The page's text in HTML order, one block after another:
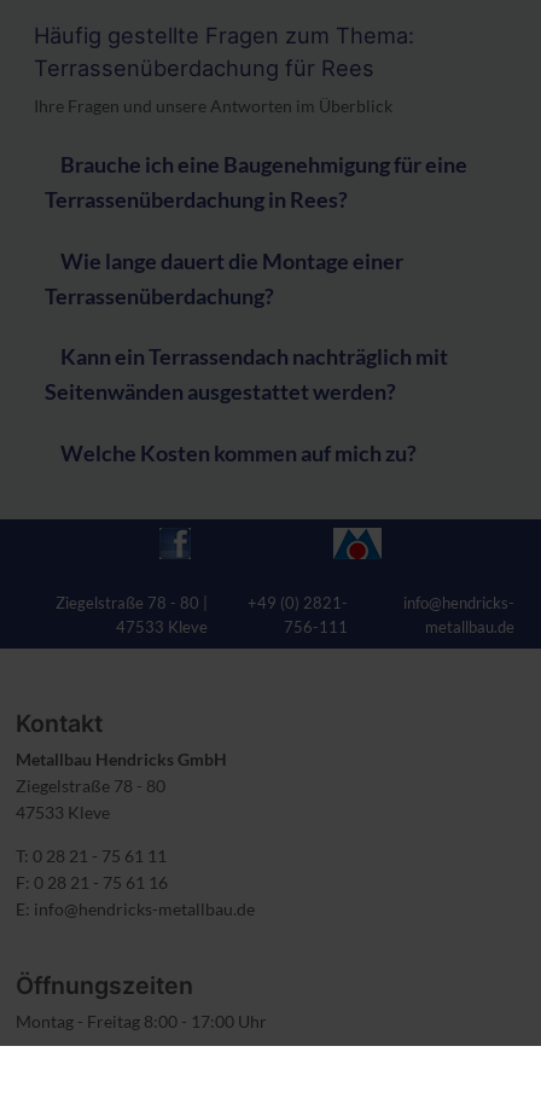
Häufig gestellte Fragen zum Thema:
Terrassenüberdachung für Rees
Ihre Fragen und unsere Antworten im Überblick
Brauche ich eine Baugenehmigung für eine
Terrassenüberdachung in Rees?
Wie lange dauert die Montage einer
Terrassenüberdachung?
Kann ein Terrassendach nachträglich mit
Seitenwänden ausgestattet werden?
Welche Kosten kommen auf mich zu?
Ziegelstraße 78 - 80 |
47533 Kleve
+49 (0) 2821-
756-111
info@hendricks-
metallbau.de
Kontakt
Metallbau Hendricks GmbH
Ziegelstraße 78 - 80
47533 Kleve
T: 0 28 21 - 75 61 11
F: 0 28 21 - 75 61 16
E: info@hendricks-metallbau.de
Öffnungszeiten
Montag - Freitag 8:00 - 17:00 Uhr